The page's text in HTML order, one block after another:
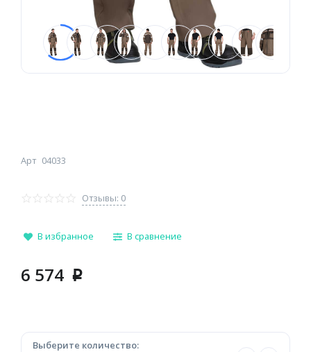
Арт 04033
Отзывы: 0
В избранное В сравнение
6 574 p
Выберите количество: